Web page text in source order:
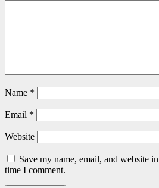
Name *
Email *
Website
Save my name, email, and website
time I comment.